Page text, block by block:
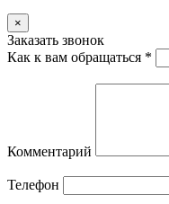
×
Заказать звонок
Как к вам обращаться *
Комментарий
Телефон